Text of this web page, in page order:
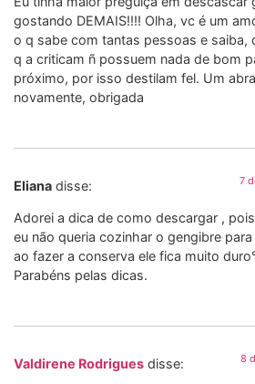
gostando DEMAIS!!!! Olha, vc é um
o q sabe com tantas pessoas e saiba,
q a criticam ñ possuem nada de bom
próximo, por isso destilam fel. Um
novamente, obrigada
Eliana disse: 7
Adorei a dica de como descargar ,
eu não queria cozinhar o gengibre
ao fazer a conserva ele fica muito
Parabéns pelas dicas.
Valdirene Rodrigues disse: 8